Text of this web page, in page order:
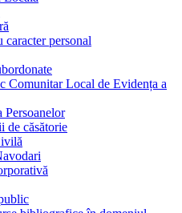
caracter personal
Comunitar Local de Evidența a
Persoanelor
de căsătorie